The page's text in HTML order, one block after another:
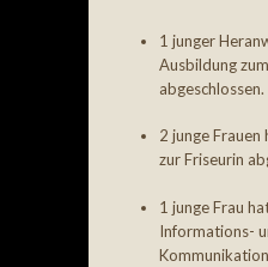
1 junger
Ausbildung
abgeschlossen.
2 junge
zur Friseurin
1 junge Frau
Informations-